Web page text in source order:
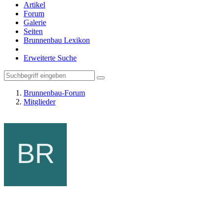
Artikel
Forum
Galerie
Seiten
Brunnenbau Lexikon
Erweiterte Suche
Brunnenbau-Forum
Mitglieder